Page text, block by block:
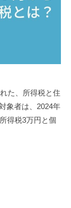
た、所得税と住
象者は、2024年
得税3万円と個